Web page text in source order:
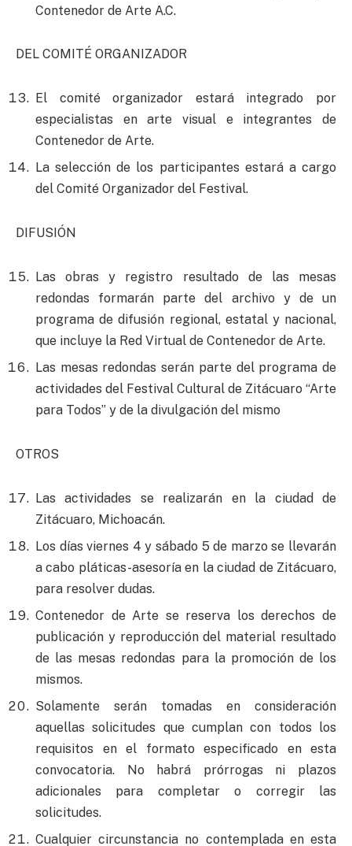
Contenedor de Arte A.C.
DEL COMITÉ ORGANIZADOR
El comité organizador estará integrado por
especialistas en arte visual e integrantes de
Contenedor de Arte.
La selección de los participantes estará a cargo
del Comité Organizador del Festival.
DIFUSIÓN
Las obras y registro resultado de las mesas
redondas formarán parte del archivo y de un
programa de difusión regional, estatal y nacional,
que incluye la Red Virtual de Contenedor de Arte.
Las mesas redondas serán parte del programa de
actividades del Festival Cultural de Zitácuaro “Arte
para Todos” y de la divulgación del mismo
OTROS
Las actividades se realizarán en la ciudad de
Zitácuaro, Michoacán.
Los días viernes 4 y sábado 5 de marzo se llevarán
a cabo pláticas-asesoría en la ciudad de Zitácuaro,
para resolver dudas.
Contenedor de Arte se reserva los derechos de
publicación y reproducción del material resultado
de las mesas redondas para la promoción de los
mismos.
Solamente serán tomadas en consideración
aquellas solicitudes que cumplan con todos los
requisitos en el formato especificado en esta
convocatoria. No habrá prórrogas ni plazos
adicionales para completar o corregir las
solicitudes.
Cualquier circunstancia no contemplada en esta